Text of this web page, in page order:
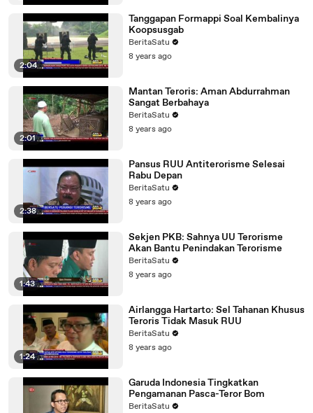
2:04
Tanggapan Formappi Soal Kembalinya
Koopsusgab
BeritaSatu
8 years ago
2:01
Mantan Teroris: Aman Abdurrahman
Sangat Berbahaya
BeritaSatu
8 years ago
2:38
Pansus RUU Antiterorisme Selesai
Rabu Depan
BeritaSatu
8 years ago
1:43
Sekjen PKB: Sahnya UU Terorisme
Akan Bantu Penindakan Terorisme
BeritaSatu
8 years ago
1:24
Airlangga Hartarto: Sel Tahanan Khusus
Teroris Tidak Masuk RUU
BeritaSatu
8 years ago
Garuda Indonesia Tingkatkan
Pengamanan Pasca-Teror Bom
BeritaSatu